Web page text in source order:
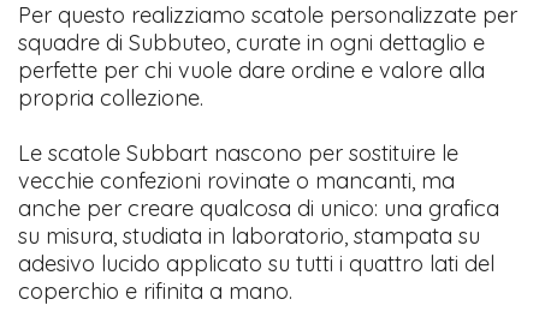
Per questo realizziamo scatole personalizzate per
squadre di Subbuteo, curate in ogni dettaglio e
perfette per chi vuole dare ordine e valore alla
propria collezione.
Le scatole Subbart nascono per sostituire le
vecchie confezioni rovinate o mancanti, ma
anche per creare qualcosa di unico: una grafica
su misura, studiata in laboratorio, stampata su
adesivo lucido applicato su tutti i quattro lati del
coperchio e rifinita a mano.